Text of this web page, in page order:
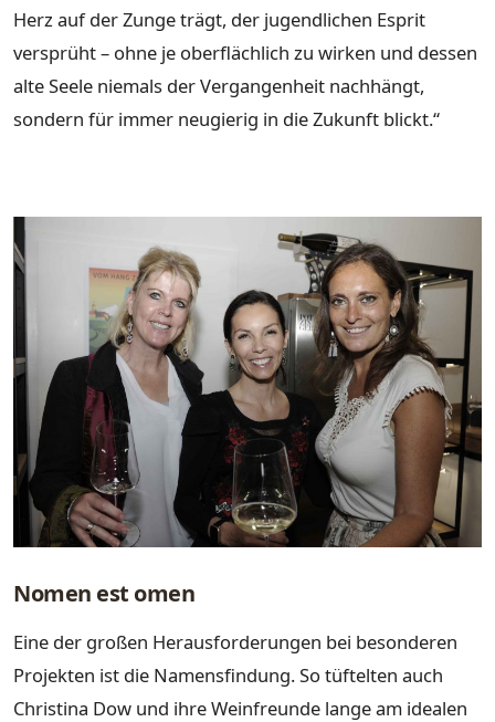
Herz auf der Zunge trägt, der jugendlichen Esprit
versprüht – ohne je oberflächlich zu wirken und dessen
alte Seele niemals der Vergangenheit nachhängt,
sondern für immer neugierig in die Zukunft blickt.“
Nomen est omen
Eine der großen Herausforderungen bei besonderen
Projekten ist die Namensfindung. So tüftelten auch
Christina Dow und ihre Weinfreunde lange am idealen